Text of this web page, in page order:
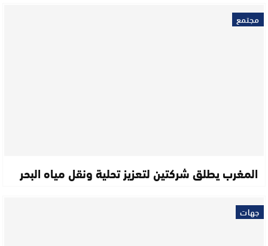
مجتمع
المغرب يطلق شركتين لتعزيز تحلية ونقل مياه البحر
جهات